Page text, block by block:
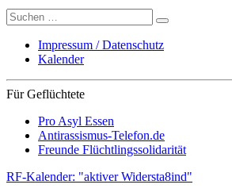
Suche
nach:
Impressum / Datenschutz
Kalender
Für Geflüchtete
Pro Asyl Essen
Antirassismus-Telefon.de
Freunde Flüchtlingssolidarität
RF-Kalender: "aktiver Widersta8ind"